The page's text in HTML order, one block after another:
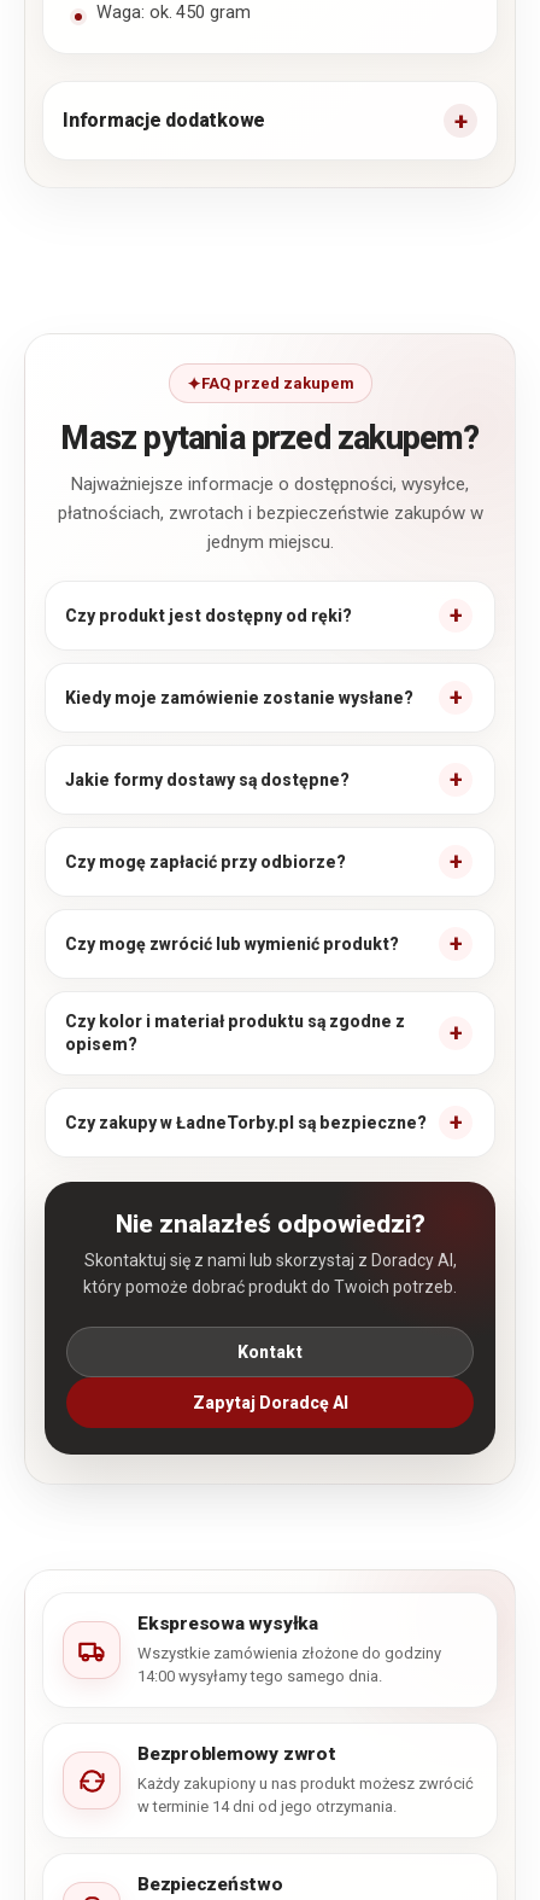
Waga: ok. 450 gram
Informacje dodatkowe
FAQ przed zakupem
Masz pytania przed zakupem?
Najważniejsze informacje o dostępności, wysyłce,
płatnościach, zwrotach i bezpieczeństwie zakupów w
jednym miejscu.
Czy produkt jest dostępny od ręki?
Kiedy moje zamówienie zostanie wysłane?
Jakie formy dostawy są dostępne?
Czy mogę zapłacić przy odbiorze?
Czy mogę zwrócić lub wymienić produkt?
Czy kolor i materiał produktu są zgodne z
opisem?
Czy zakupy w ŁadneTorby.pl są bezpieczne?
Nie znalazłeś odpowiedzi?
Skontaktuj się z nami lub skorzystaj z Doradcy AI,
który pomoże dobrać produkt do Twoich potrzeb.
Kontakt
Zapytaj Doradcę AI
Ekspresowa wysyłka
Wszystkie zamówienia złożone do godziny
14:00 wysyłamy tego samego dnia.
Bezproblemowy zwrot
Każdy zakupiony u nas produkt możesz zwrócić
w terminie 14 dni od jego otrzymania.
Bezpieczeństwo